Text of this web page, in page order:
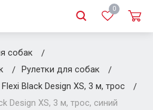
0
собак
Рулетки для собак
Black Design XS, 3 м, трос
Design XS, 3 м, трос, синий